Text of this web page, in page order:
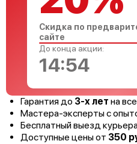
Гарантия до 3-х лет на
Мастера-эксперты с
Бесплатный выезд
Доступные цены от 350
Скидка по
сайте
До конца акции:
14:53